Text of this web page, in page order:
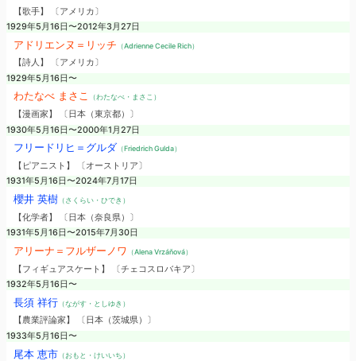
【歌手】 〔アメリカ〕
1929年5月16日〜2012年3月27日
アドリエンヌ＝リッチ （Adrienne Cecile Rich）
【詩人】 〔アメリカ〕
1929年5月16日〜
わたなべ まさこ （わたなべ・まさこ）
【漫画家】 〔日本（東京都）〕
1930年5月16日〜2000年1月27日
フリードリヒ＝グルダ （Friedrich Gulda）
【ピアニスト】 〔オーストリア〕
1931年5月16日〜2024年7月17日
櫻井 英樹（さくらい・ひでき）
【化学者】 〔日本（奈良県）〕
1931年5月16日〜2015年7月30日
アリーナ＝フルザーノワ （Alena Vrzáňová）
【フィギュアスケート】 〔チェコスロバキア〕
1932年5月16日〜
長須 祥行（ながす・としゆき）
【農業評論家】 〔日本（茨城県）〕
1933年5月16日〜
尾本 恵市 （おもと・けいいち）